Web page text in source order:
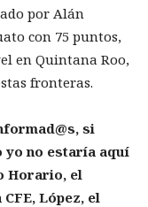
por Alán
con 75 puntos,
en Quintana Roo,
fronteras.
si
yo no estaría aquí
Horario, el
López, el